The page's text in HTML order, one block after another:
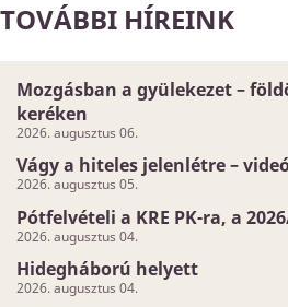
TOVÁBBI HÍREINK
Mozgásban a gyülekezet –
keréken
2026. augusztus 06.
Vágy a hiteles jelenlétre –
2026. augusztus 05.
Pótfelvételi a KRE PK-ra, a
2026. augusztus 04.
Hidegháború helyett
2026. augusztus 04.